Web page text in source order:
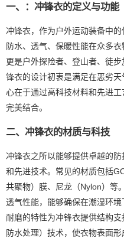
一、：冲锋衣的定义与功能
冲锋衣，作为户外运动装备中
防水、透气、保暖性能在众多
更是户外探险者、登山者、徒
锋衣的设计初衷是满足在恶劣
心在于通过高科技材料和先进
完美结合。
二、冲锋衣的材质与科技
冲锋衣之所以能够提供卓越的
和先进技术。常见的材质包括
共聚物）膜、尼龙（Nylon）等
透气性能，能够确保在潮湿环境
耐磨的特性为冲锋衣提供结构
防水处理）技术，使衣物表面